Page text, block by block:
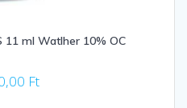
11 ml Watlher 10% OC
Ft